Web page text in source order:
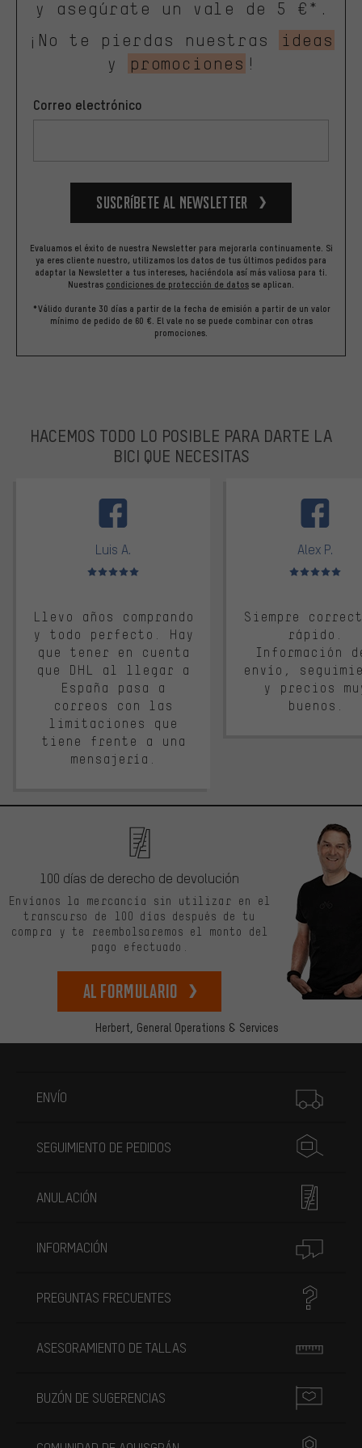
y asegúrate un vale de 5 €*.
¡No te pierdas nuestras
ideas
y
promociones !
Correo electrónico
Suscríbete al newsletter
Evaluamos el éxito de nuestra Newsletter para mejorarla continuamente. Si
ya eres cliente nuestro, utilizamos los datos de tus últimos pedidos para
adaptar la Newsletter a tus intereses, haciéndola así más valiosa para ti.
Nuestras condiciones de protección de datos se aplican.
*Válido durante 30 días a partir de la fecha de emisión a partir de un valor
mínimo de pedido de 60 €. El vale no se puede combinar con otras
promociones.
HACEMOS TODO LO POSIBLE PARA DARTE LA
BICI QUE NECESITAS
Luis A.
Valoración media: 5 de 5
Llevo años comprando
y todo perfecto. Hay
que tener en cuenta
que DHL al llegar a
España pasa a
correos con las
limitaciones que
tiene frente a una
mensajería.
Alex P.
Valoración
Siempre
rápido.
Información
envío,
y precios
buenos.
Herbert, General Operations & Services
100 días de derecho de devolución
Envíanos la mercancía sin utilizar en el
transcurso de 100 días después de tu
compra y te reembolsaremos el monto del
pago efectuado.
Al formulario
ENVÍO
SEGUIMIENTO DE PEDIDOS
ANULACIÓN
INFORMACIÓN
PREGUNTAS FRECUENTES
ASESORAMIENTO DE TALLAS
BUZÓN DE SUGERENCIAS